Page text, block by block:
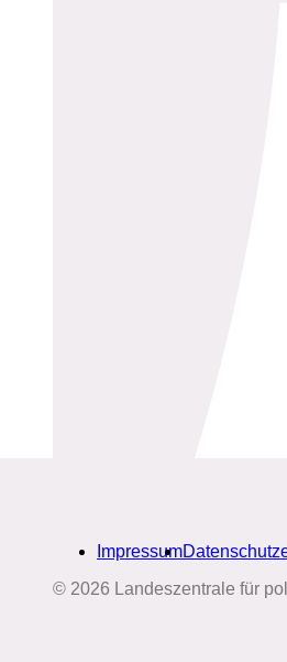
Impressum
© 2026 Landeszentrale für